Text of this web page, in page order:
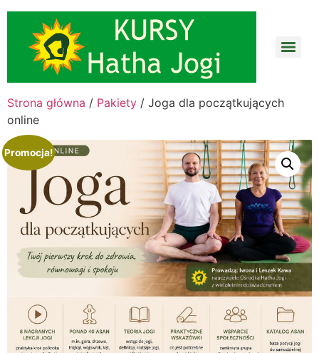
Strona główna / Pakiety / Joga dla początkujących
online
Promocja!